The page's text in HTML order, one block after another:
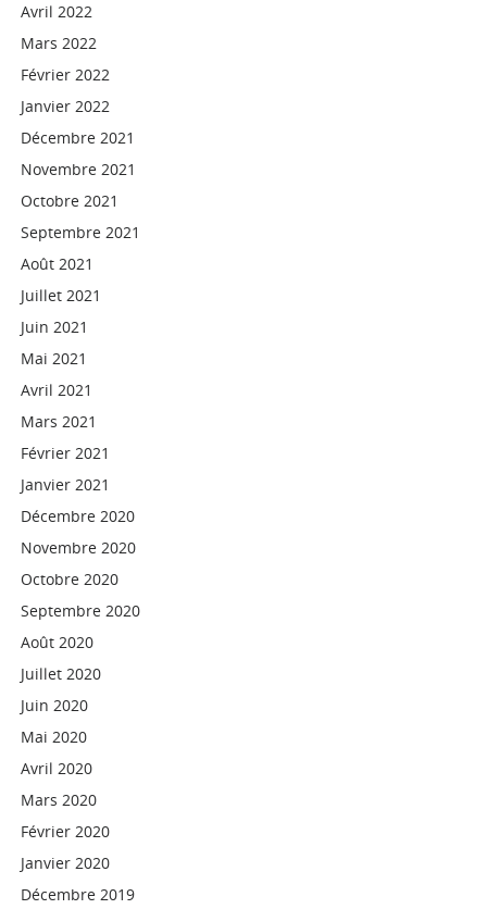
Avril 2022
Mars 2022
Février 2022
Janvier 2022
Décembre 2021
Novembre 2021
Octobre 2021
Septembre 2021
Août 2021
Juillet 2021
Juin 2021
Mai 2021
Avril 2021
Mars 2021
Février 2021
Janvier 2021
Décembre 2020
Novembre 2020
Octobre 2020
Septembre 2020
Août 2020
Juillet 2020
Juin 2020
Mai 2020
Avril 2020
Mars 2020
Février 2020
Janvier 2020
Décembre 2019